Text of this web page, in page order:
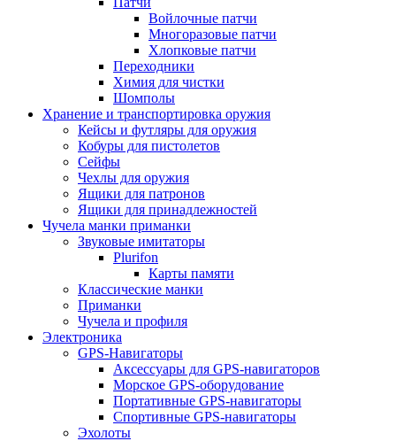
Войлочные патчи
Многоразовые патчи
Хлопковые патчи
Переходники
Химия для чистки
Шомполы
Хранение и транспортировка оружия
Кейсы и футляры для оружия
Кобуры для пистолетов
Сейфы
Чехлы для оружия
Ящики для патронов
Ящики для принадлежностей
Чучела манки приманки
Звуковые имитаторы
Plurifon
Карты памяти
Классические манки
Приманки
Чучела и профиля
Электроника
GPS-Навигаторы
Аксессуары для GPS-навигаторов
Морское GPS-оборудование
Портативные GPS-навигаторы
Спортивные GPS-навигаторы
Эхолоты